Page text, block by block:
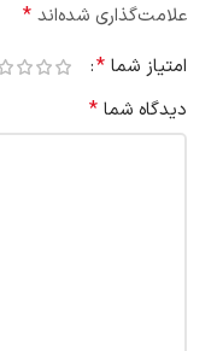
علامت‌گذاری شده‌اند *
امتیاز شما *
دیدگاه شما *